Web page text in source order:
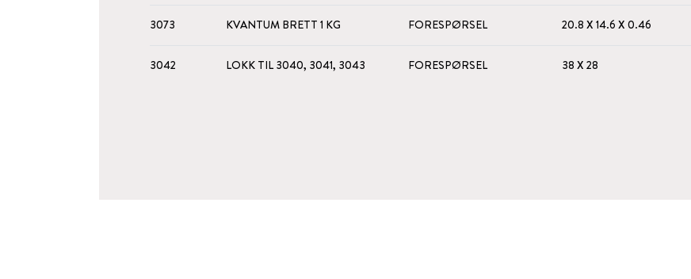
3073 KVANTUM BRETT 1 KG FORESPØRSEL 20.8 X 14.6 X 0.46
3042 LOKK TIL 3040, 3041, 3043 FORESPØRSEL 38 X 28